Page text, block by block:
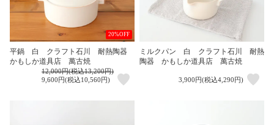
20%OFF
平鍋 白 クラフト石川 耐熱陶器
かもしか道具店 萬古焼
12,000円(税込13,200円)
9,600円(税込10,560円)
ミルクパン 白 クラフト石川 耐熱
陶器 かもしか道具店 萬古焼
3,900円(税込4,290円)